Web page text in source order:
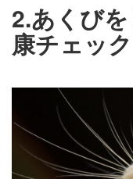
2.あくび
康チェック